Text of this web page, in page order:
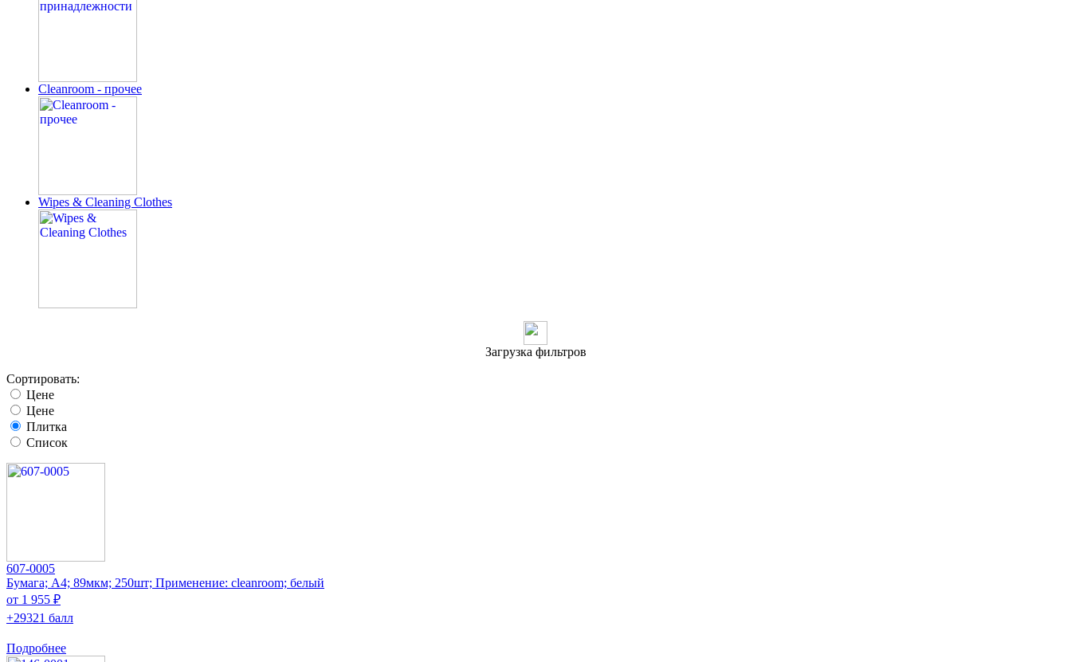
Cleanroom - прочее
Wipes & Cleaning Clothes
Загрузка фильтров
Сортировать:
Цене
Цене
Плитка
Список
607-0005
Бумага; A4; 89мкм; 250шт; Применение: cleanroom; белый
от 1 955 ₽
+29321 балл
Подробнее